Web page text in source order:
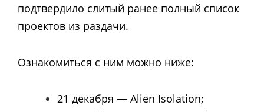
подтвердило слитый ранее полный список
проектов из раздачи.
Ознакомиться с ним можно ниже:
21 декабря — Alien Isolation;